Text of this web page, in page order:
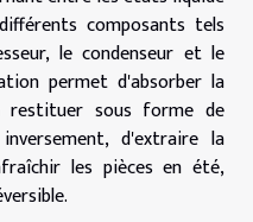
composants tels
le condenseur et le
permet d'absorber la
restituer sous forme de
d'extraire la
les pièces en été,